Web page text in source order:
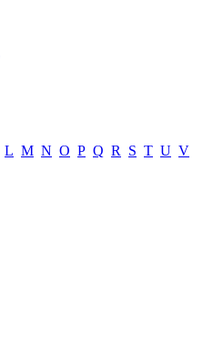
L M N O P Q R S T U V